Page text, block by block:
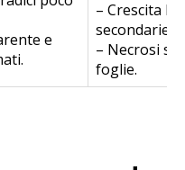
e
– Crescita
secondarie.
– Necrosi
foglie.